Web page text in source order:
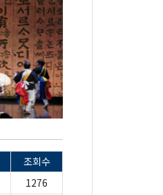
조회수
1276